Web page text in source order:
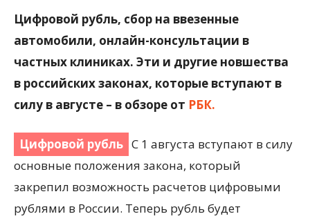
Цифровой рубль, сбор на ввезенные
автомобили, онлайн-консультации в
частных клиниках. Эти и другие новшества
в российских законах, которые вступают в
силу в августе – в обзоре от РБК.
Цифровой рубль С 1 августа вступают в силу
основные положения закона, который
закрепил возможность расчетов цифровыми
рублями в России. Теперь рубль будет